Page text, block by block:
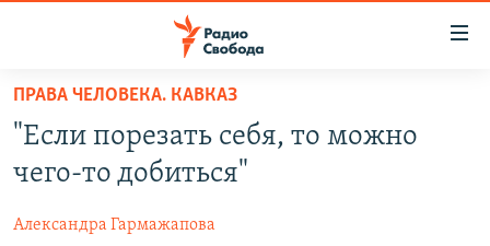
упрощенного
доступа
основному
ПРОГРАММЫ
ЦИТАТЫ СВОБОДЫ
ПРАВА ЧЕЛОВЕКА. КАВКАЗ
"Если порезать себя, то можно
чего-то добиться"
Александра Гармажапова